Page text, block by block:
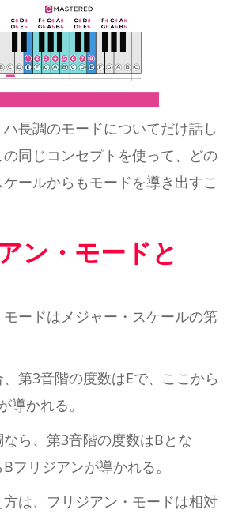
長調のモードについてだけ話し
同じコンセプトを使って、どの
ールからもモードを導き出すこ
ン・モードと
ードはメジャー・スケールの第
第3音階の度数はEで、ここから
導かれる。
ら、第3音階の度数はBとな
フリジアンが導かれる。
は、フリジアン・モードは相対